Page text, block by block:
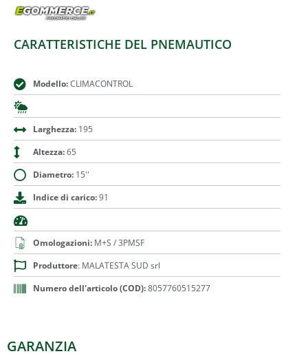
CARATTERISTICHE DEL PNEMAUTICO
Modello:CLIMACONTROL
Larghezza:195
Altezza:65
Diametro:15''
Indice di carico:91
Omologazioni:M+S / 3PMSF
Produttore: MALATESTA SUD srl
Numero dell'articolo (COD):8057760515277
GARANZIA